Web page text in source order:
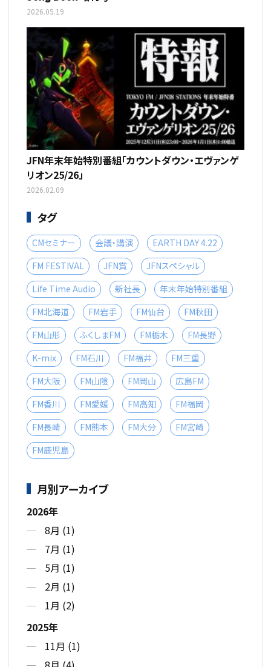
2026.05.19
JFN年末年始特別番組「カウントダウン・エヴァンゲ
リオン25/26」
2026.02.09
タグ
CMセミナー 会議・講演
EARTH DAY 4.22
FM FESTIVAL
JFN賞
JFNスペシャル
Life Time Audio
新社長
年末年始特別番組
FM北海道
FM岩手 FM仙台
FM秋田
FM山形
ふくしまFM FM栃木
FM長野
K-mix
FM石川 FM福井
FM三重
FM大阪
FM山陰 FM岡山
広島FM
FM香川
FM愛媛 FM高知
FM福岡
FM長崎
FM熊本 FM大分
FM宮崎
FM鹿児島
月別アーカイブ
2026年
8月 (1)
7月 (1)
5月 (1)
2月 (1)
1月 (2)
2025年
11月 (1)